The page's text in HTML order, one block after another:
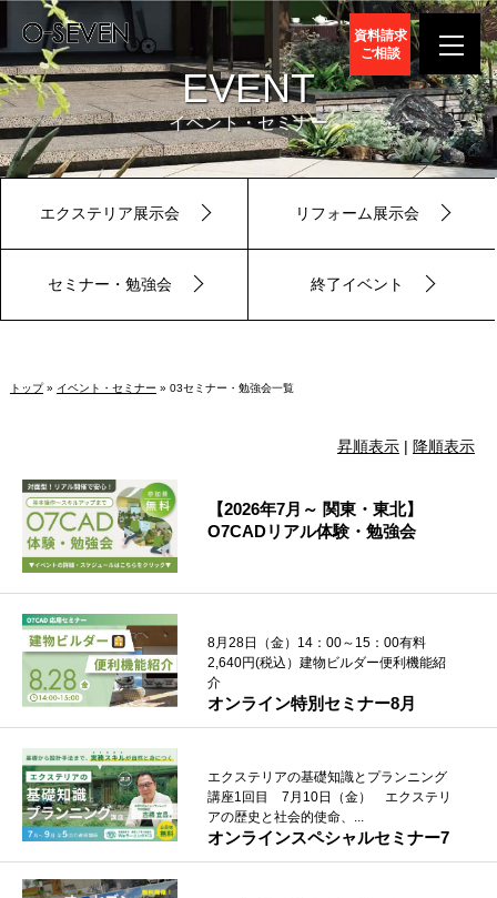
資料請求
ご相談
EVENT
イベント・セミナー
エクステリア展示会 リフォーム展示会
セミナー・勉強会 終了イベント
トップ» イベント・セミナー » 03セミナー・勉強会一覧
昇順表示 | 降順表示
【2026年7月～ 関東・東北】
O7CADリアル体験・勉強会
8月28日（金）14：00～15：00有料
2,640円(税込）建物ビルダー便利機能紹
介
オンライン特別セミナー8月
エクステリアの基礎知識とプランニング
講座1回目 7月10日（金） エクステリ
アの歴史と社会的使命、...
オンラインスペシャルセミナー7
月～9月